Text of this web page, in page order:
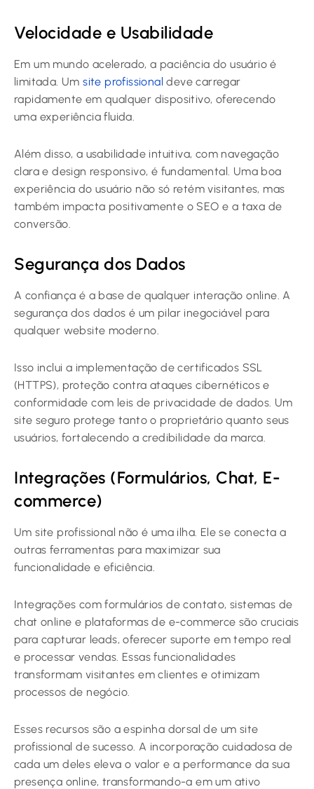
Velocidade e Usabilidade
Em um mundo acelerado, a paciência do usuário é
limitada. Umsite profissional deve carregar
rapidamente em qualquer dispositivo, oferecendo
uma experiência fluida.
Além disso, a usabilidade intuitiva, com navegação
clara e design responsivo, é fundamental. Uma boa
experiência do usuário não só retém visitantes, mas
também impacta positivamente o SEO e a taxa de
conversão.
Segurança dos Dados
A confiança é a base de qualquer interação online. A
segurança dos dados é um pilar inegociável para
qualquer website moderno.
Isso inclui a implementação de certificados SSL
(HTTPS), proteção contra ataques cibernéticos e
conformidade com leis de privacidade de dados. Um
site seguro protege tanto o proprietário quanto seus
usuários, fortalecendo a credibilidade da marca.
Integrações (Formulários, Chat, E-
commerce)
Um site profissional não é uma ilha. Ele se conecta a
outras ferramentas para maximizar sua
funcionalidade e eficiência.
Integrações com formulários de contato, sistemas de
chat online e plataformas de e-commerce são cruciais
para capturar leads, oferecer suporte em tempo real
e processar vendas. Essas funcionalidades
transformam visitantes em clientes e otimizam
processos de negócio.
Esses recursos são a espinha dorsal de um site
profissional de sucesso. A incorporação cuidadosa de
cada um deles eleva o valor e a performance da sua
presença online, transformando-a em um ativo